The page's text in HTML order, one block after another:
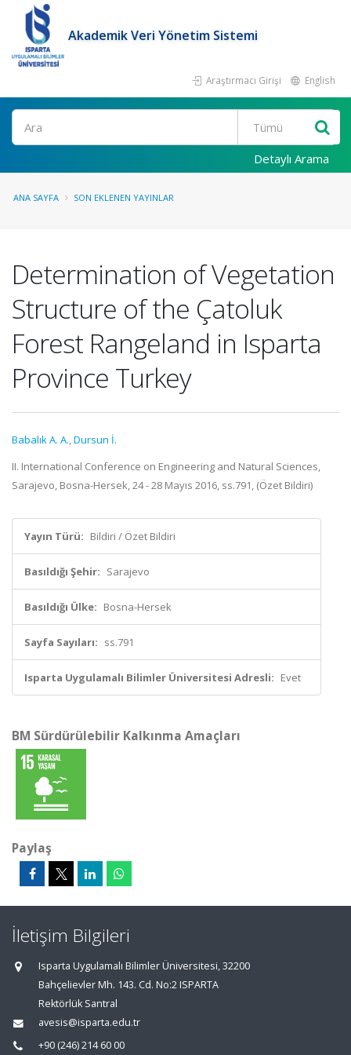
Akademik Veri Yönetim Sistemi
Araştırmacı Girişi English
Ara
Detaylı Arama
ANA SAYFA SON EKLENEN YAYINLAR
Determination of Vegetation
Structure of the Çatoluk
Forest Rangeland in Isparta
Province Turkey
Babalık A. A.,Dursun İ.
II. International Conference on Engineering and Natural Sciences,
Sarajevo, Bosna-Hersek, 24 - 28 Mayıs 2016, ss.791, (Özet Bildiri)
Yayın Türü: Bildiri / Özet Bildiri
Basıldığı Şehir: Sarajevo
Basıldığı Ülke: Bosna-Hersek
Sayfa Sayıları: ss.791
Isparta Uygulamalı Bilimler Üniversitesi Adresli: Evet
BM Sürdürülebilir Kalkınma Amaçları
Paylaş
İletişim Bilgileri
Isparta Uygulamalı Bilimler Üniversitesi, 32200
Bahçelievler Mh. 143. Cd. No:2 ISPARTA
Rektörlük Santral
avesis@isparta.edu.tr
+90 (246) 214 60 00